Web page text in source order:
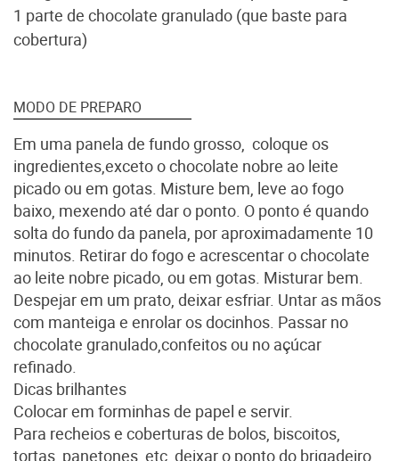
1 parte de chocolate granulado (que baste para
cobertura)
MODO DE PREPARO
Em uma panela de fundo grosso, coloque os
ingredientes,exceto o chocolate nobre ao leite
picado ou em gotas. Misture bem, leve ao fogo
baixo, mexendo até dar o ponto. O ponto é quando
solta do fundo da panela, por aproximadamente 10
minutos. Retirar do fogo e acrescentar o chocolate
ao leite nobre picado, ou em gotas. Misturar bem.
Despejar em um prato, deixar esfriar. Untar as mãos
com manteiga e enrolar os docinhos. Passar no
chocolate granulado,confeitos ou no açúcar
refinado.
Dicas brilhantes
Colocar em forminhas de papel e servir.
Para recheios e coberturas de bolos, biscoitos,
tortas, panetones, etc, deixar o ponto do brigadeiro